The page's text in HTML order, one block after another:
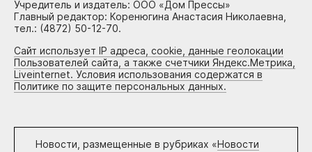
Учредитель и издатель: ООО «Дом Прессы»
Главный редактор: Коренюгина Анастасия Николаевна,
тел.: (4872) 50-12-70.
Сайт использует IP адреса, cookie, данные геолокации
Пользователей сайта, а также счетчики Яндекс.Метрика,
Liveinternet. Условия использования содержатся в
Политике по защите персональных данных.
Новости, размещенные в рубриках «Новости